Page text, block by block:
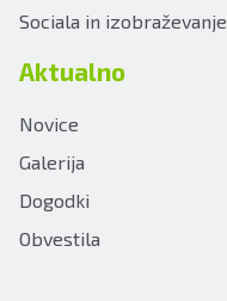
Sociala in izobraževanje
Aktualno
Novice
Galerija
Dogodki
Obvestila